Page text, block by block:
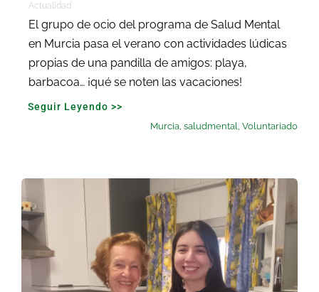
Actualidad
El grupo de ocio del programa de Salud Mental
en Murcia pasa el verano con actividades lúdicas
propias de una pandilla de amigos: playa,
barbacoa… ¡qué se noten las vacaciones!
Seguir Leyendo >>
Murcia,saludmental,Voluntariado